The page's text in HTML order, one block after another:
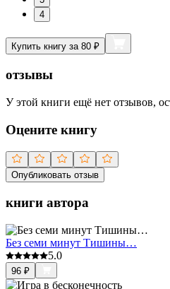
4
Купить книгу за 80 ₽
отзывы
У этой книги ещё нет отзывов,
Оцените книгу
Опубликовать отзыв
книги автора
Без семи минут Тишины…
5.0
96 ₽